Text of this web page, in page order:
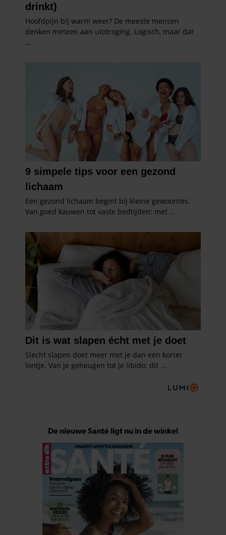
De nieuwe Santé ligt nu in de winkel